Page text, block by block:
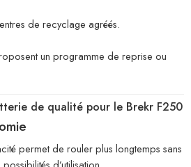
de recyclage agréés.
un programme de reprise ou
de qualité pour le Brekr F250
permet de rouler plus longtemps sans